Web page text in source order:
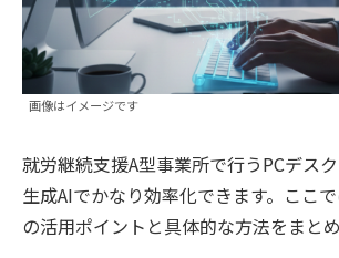
画像はイメージです
就労継続支援A型事業所で行うPCデス
生成AIでかなり効率化できます。ここ
の活用ポイントと具体的な方法をまとめ